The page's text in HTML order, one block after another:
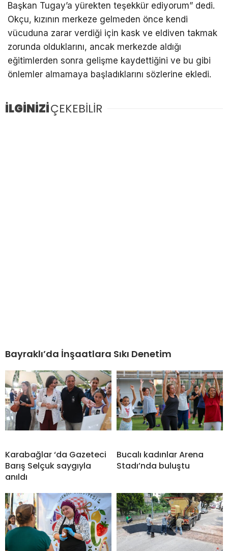
Başkan Tugay’a yürekten teşekkür ediyorum” dedi.
Okçu, kızının merkeze gelmeden önce kendi
vücuduna zarar verdiği için kask ve eldiven takmak
zorunda olduklarını, ancak merkezde aldığı
eğitimlerden sonra gelişme kaydettiğini ve bu gibi
önlemler almamaya başladıklarını sözlerine ekledi.
İLGİNİZİÇEKEBİLİR
Bayraklı’da İnşaatlara Sıkı Denetim
Karabağlar ‘da Gazeteci
Barış Selçuk saygıyla
anıldı
Bucalı kadınlar Arena
Stadı’nda buluştu